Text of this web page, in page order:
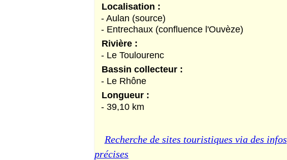
Localisation :
- Aulan (source)
- Entrechaux (confluence l'Ouvèze)
Rivière :
- Le Toulourenc
Bassin collecteur :
- Le Rhône
Longueur :
- 39,10 km
Recherche de sites touristiques via des infos
précises